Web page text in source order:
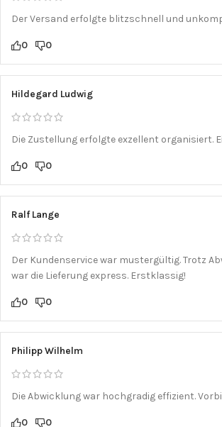
Der Versand erfolgte blitzschnell und
0 0
Hildegard Ludwig
Die Zustellung erfolgte exzellent organisiert.
0 0
Ralf Lange
Der Kundenservice war mustergültig. Trotz
war die Lieferung express. Erstklassig!
0 0
Philipp Wilhelm
Die Abwicklung war hochgradig effizient.
0 0